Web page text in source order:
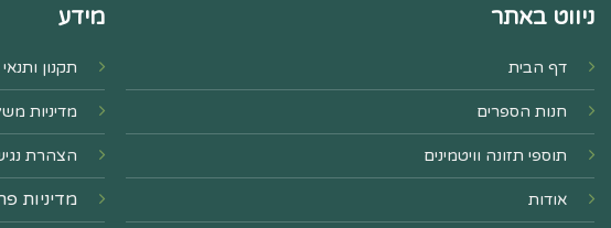
ניווט באתר
דף הבית
חנות הספרים
תוספי תזונה וויטמינים
אודות
מידע
תקנון
מדיניות
הצהרת
מדיניות